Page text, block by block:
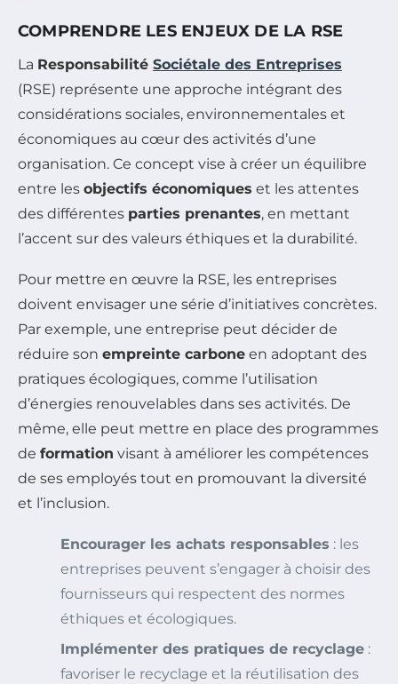
COMPRENDRE LES ENJEUX DE LA RSE
La Responsabilité Sociétale des Entreprises
(RSE) représente une approche intégrant des
considérations sociales, environnementales et
économiques au cœur des activités d’une
organisation. Ce concept vise à créer un équilibre
entre les objectifs économiques et les attentes
des différentes parties prenantes, en mettant
l’accent sur des valeurs éthiques et la durabilité.
Pour mettre en œuvre la RSE, les entreprises
doivent envisager une série d’initiatives concrètes.
Par exemple, une entreprise peut décider de
réduire son empreinte carbone en adoptant des
pratiques écologiques, comme l’utilisation
d’énergies renouvelables dans ses activités. De
même, elle peut mettre en place des programmes
de formation visant à améliorer les compétences
de ses employés tout en promouvant la diversité
et l’inclusion.
Encourager les achats responsables : les
entreprises peuvent s’engager à choisir des
fournisseurs qui respectent des normes
éthiques et écologiques.
Implémenter des pratiques de recyclage :
favoriser le recyclage et la réutilisation des